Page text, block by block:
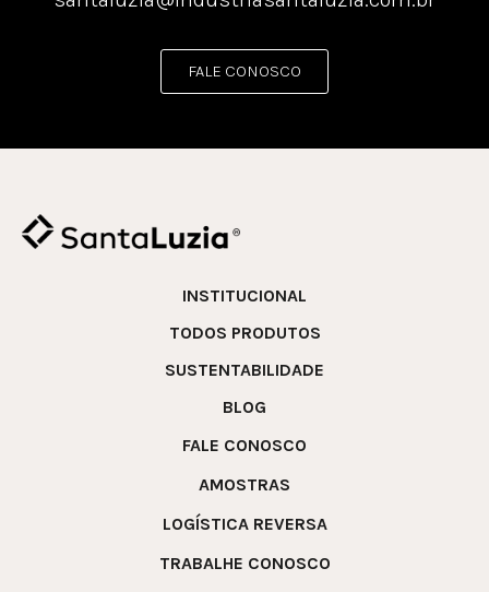
FALE CONOSCO
INSTITUCIONAL
TODOS PRODUTOS
SUSTENTABILIDADE
BLOG
FALE CONOSCO
AMOSTRAS
LOGÍSTICA REVERSA
TRABALHE CONOSCO